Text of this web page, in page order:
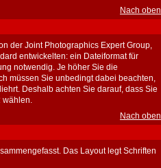
Nach oben
der Joint Photographics Expert Group,
entwickelten: ein Dateiformat für
notwendig. Je höher Sie die
müssen Sie unbedingt dabei beachten,
Deshalb achten Sie darauf, dass Sie
wählen.
Nach oben
Das Layout legt Schriften